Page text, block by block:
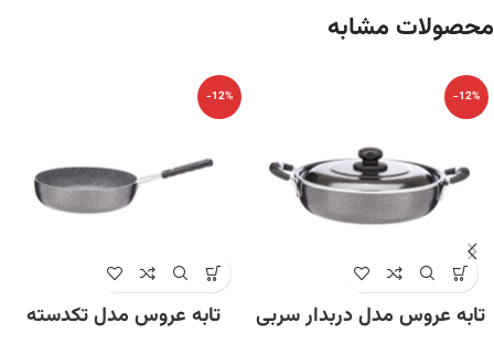
محصولات مشابه
-12%
تابه عروس مدل دربدار سربی
-12%
تابه عروس مدل تکدسته